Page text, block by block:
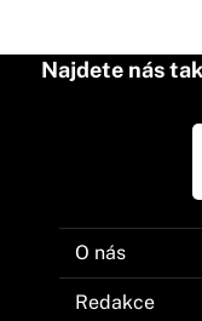
Najdete nás
O nás
Redakce